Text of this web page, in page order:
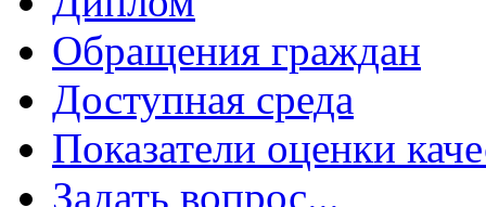
Обращения граждан
Доступная среда
Показатели оценки
Задать вопрос...